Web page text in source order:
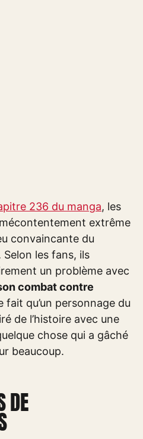
236 du manga, les
extrême
convaincante du
les fans, ils
un problème avec
combat contre
fait qu’un personnage du
de l’histoire avec une
chose qui a gâché
beaucoup.
DE